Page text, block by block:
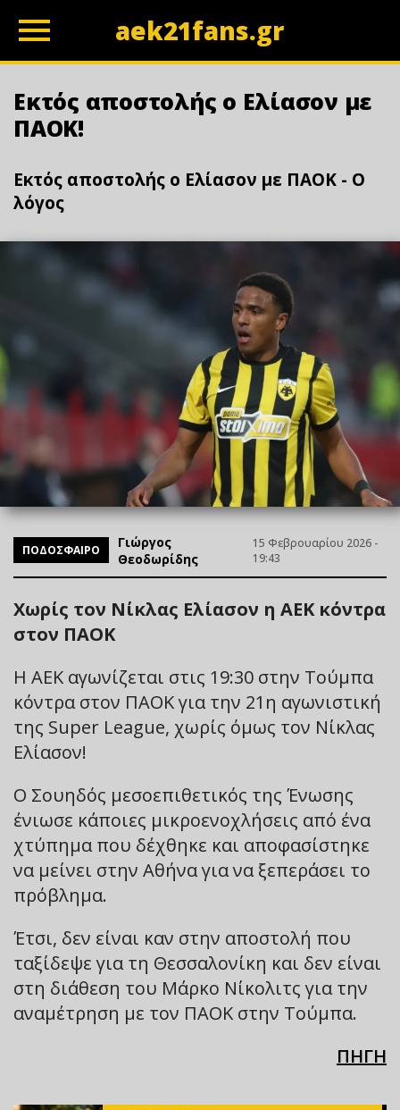
aek21fans.gr
Εκτός αποστολής ο Ελίασον με
ΠΑΟΚ!
Εκτός αποστολής ο Ελίασον με ΠΑΟΚ - Ο
λόγος
ΠΟΔΟΣΦΑΙΡΟ
Γιώργος
Θεοδωρίδης
15 Φεβρουαρίου 2026 -
19:43
Χωρίς τον Νίκλας Ελίασον η ΑΕΚ κόντρα
στον ΠΑΟΚ
Η ΑΕΚ αγωνίζεται στις 19:30 στην Τούμπα
κόντρα στον ΠΑΟΚ για την 21η αγωνιστική
της Super League, χωρίς όμως τον Νίκλας
Ελίασον!
Ο Σουηδός μεσοεπιθετικός της Ένωσης
ένιωσε κάποιες μικροενοχλήσεις από ένα
χτύπημα που δέχθηκε και αποφασίστηκε
να μείνει στην Αθήνα για να ξεπεράσει το
πρόβλημα.
Έτσι, δεν είναι καν στην αποστολή που
ταξίδεψε για τη Θεσσαλονίκη και δεν είναι
στη διάθεση του Μάρκο Νίκολιτς για την
αναμέτρηση με τον ΠΑΟΚ στην Τούμπα.
ΠΗΓΗ